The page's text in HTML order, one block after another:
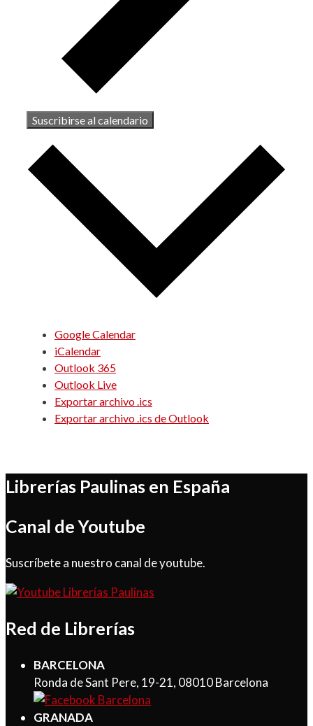
Suscribirse al calendario
Google Calendar
iCalendar
Outlook 365
Outlook Live
Exportar archivo .ics
Exportar archivo .ics de Outlook
Librerías Paulinas en España
Canal de Youtube
Suscríbete a nuestro canal de youtube.
Red de Librerías
BARCELONA
Ronda de Sant Pere, 19-21, 08010 Barcelona
GRANADA